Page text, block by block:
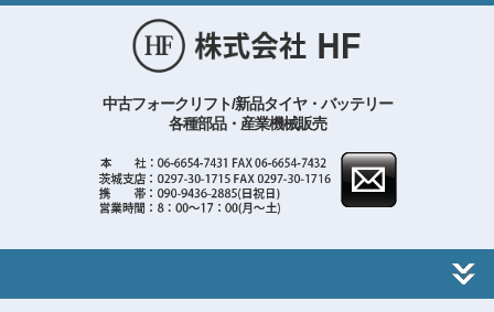
中古フォークリフト/新品タイヤ・バッテリー
各種部品・産業機械販売